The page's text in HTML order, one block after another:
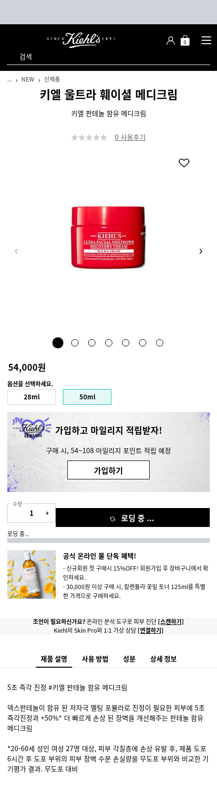
검색
장
니
0
... NEW 신제품
키엘 울트라 훼이셜 메디크림
키엘 판테놀 함유 메디크림
0 사용후기
54,000원
옵션을 선택하세요.
Selected
28ml, 1 of 2 Selected
50ml, 2 of 2
가입하고 마일리지 적립받자!
구매 시, 54~108 마일리지 포인트 적립 예정
가입하기
수량
+ 로딩 중 ...
로딩 중...
공식 온라인 몰 단독 혜택!
- 신규회원 첫 구매시 15%OFF! 회원가입 후 장바구니에서 확
인하세요.
- 30,000원 이상 구매 시, 칼렌듈라 꽃잎 토너 125ml를 특별
한 가격으로 구매하세요.
조언이 필요하신가요?온라인 분석 도구로 피부 진단 [스캔하기]
Kiehl의 Skin Pro와 1:1 가상 상담 [연결하기]
제품 설명 사용 방법 성분 상세 정보
5초 즉각 진정 #키엘 판테놀 함유 메디크림
덱스판테놀이 함유 된 저자극 멜팅 포뮬라로 진정이 필요한 피부에 5초
즉각진정과 +50%* 더 빠르게 손상 된 장벽을 개선해주는 판테놀 함유
메디크림
*20-60세 성인 여성 27명 대상, 피부 각질층에 손상 유발 후, 제품 도포
6시간 후 도포 부위의 피부 장벽 수분 손실량을 무도포 부위와 비교한 기
기평가 결과. 무도포 대비